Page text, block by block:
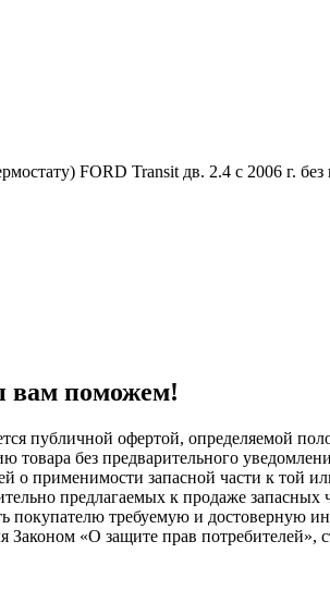
FORD Transit дв. 2.4 с 2006 г.
поможем!
публичной офертой, определяемой
товара без предварительного
применимости запасной части к той
предлагаемых к продаже
покупателю требуемую и
Законом «О защите прав потребителей»,